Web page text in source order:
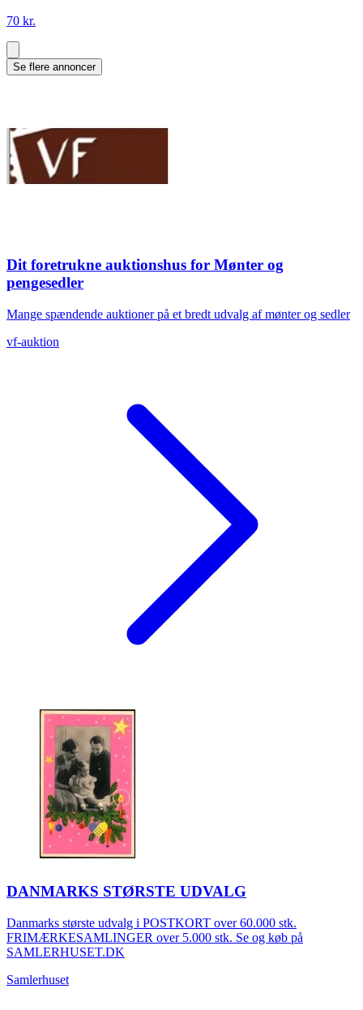
70 kr.
Se flere annoncer
Dit foretrukne auktionshus for Mønter og
pengesedler
Mange spændende auktioner på et bredt udvalg af mønter og sedler
vf-auktion
DANMARKS STØRSTE UDVALG
Danmarks største udvalg i POSTKORT over 60.000 stk.
FRIMÆRKESAMLINGER over 5.000 stk. Se og køb på
SAMLERHUSET.DK
Samlerhuset